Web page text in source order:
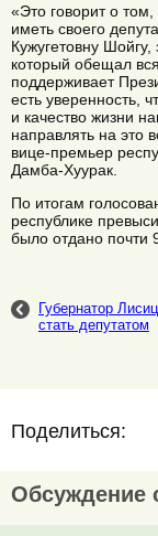
«Это говорит о
иметь своего
Кужугетовну
который обещал
поддерживает
есть уверенность,
и качество жизни
направлять на это
вице-премьер
Дамба-Хуурак.
По итогам
республике
было отдано почти
Губернатор
стать депутатом
Поделиться:
Обсуждение